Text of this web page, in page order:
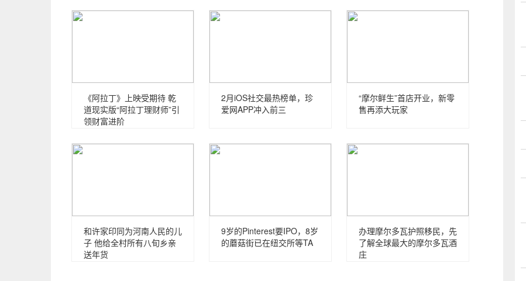
《阿拉丁》上映受期待 乾
道现实版“阿拉丁理财师”引
领财富进阶
2月iOS社交最热榜单，珍
爱网APP冲入前三
“摩尔鲜生”首店开业，新零
售再添大玩家
和许家印同为河南人民的儿
子 他给全村所有八旬乡亲
送年货
9岁的Pinterest要IPO，8岁
的蘑菇街已在纽交所等TA
办理摩尔多瓦护照移民，先
了解全球最大的摩尔多瓦酒
庄